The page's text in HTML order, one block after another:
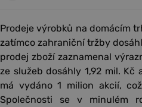
Prodeje výrobků na domácím
zatímco zahraniční tržby
prodej zboží zaznamenal
ze služeb dosáhly 1,92 mil.
má vydáno 1 milion akcií,
Společnosti se v minulém